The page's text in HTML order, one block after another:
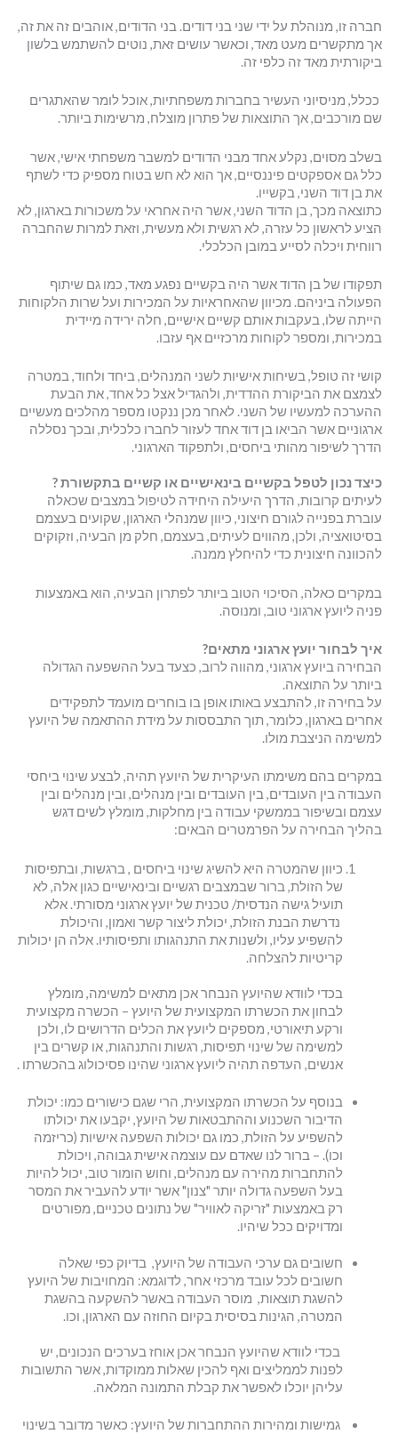
חברה זו, מנוהלת על ידי שני בני דודים. בני הדודים, אוהבים זה את זה,
אך מתקשרים מעט מאד, וכאשר עושים זאת, נוטים להשתמש בלשון
ביקורתית מאד זה כלפי זה.
ככלל, מניסיוני העשיר בחברות משפחתיות, אוכל לומר שהאתגרים
שם מורכבים, אך התוצאות של פתרון מוצלח, מרשימות ביותר.
בשלב מסוים, נקלע אחד מבני הדודים למשבר משפחתי אישי, אשר
כלל גם אספקטים פיננסיים, אך הוא לא חש בטוח מספיק כדי לשתף
את בן דוד השני, בקשייו.
כתוצאה מכך, בן הדוד השני, אשר היה אחראי על משכורות בארגון, לא
הציע לראשון כל עזרה, לא רגשית ולא מעשית, וזאת למרות שהחברה
רווחית ויכלה לסייע במובן הכלכלי.
תפקודו של בן הדוד אשר היה בקשיים נפגע מאד, כמו גם שיתוף
הפעולה ביניהם. מכיוון שהאחראיות על המכירות ועל שרות הלקוחות
הייתה שלו, בעקבות אותם קשיים אישיים, חלה ירידה מיידית
במכירות, ומספר לקוחות מרכזיים אף עזבו.
קושי זה טופל, בשיחות אישיות לשני המנהלים, ביחד ולחוד, במטרה
לצמצם את הביקורת ההדדית, ולהגדיל אצל כל אחד, את הבעת
ההערכה למעשיו של השני. לאחר מכן ננקטו מספר מהלכים מעשיים
ארגוניים אשר הביאו בן דוד אחד לעזור לחברו כלכלית, ובכך נסללה
הדרך לשיפור מהותי ביחסים, ולתפקוד הארגוני.
כיצד נכון לטפל בקשיים בינאישיים או קשיים בתקשורת ?
לעיתים קרובות, הדרך היעילה היחידה לטיפול במצבים שכאלה
עוברת בפנייה לגורם חיצוני, כיוון שמנהלי הארגון, שקועים בעצמם
בסיטואציה, ולכן, מהווים לעיתים, בעצמם, חלק מן הבעיה, וזקוקים
להכוונה חיצונית כדי להיחלץ ממנה.
במקרים כאלה, הסיכוי הטוב ביותר לפתרון הבעיה, הוא באמצעות
פניה ליועץ ארגוני טוב, ומנוסה.
איך לבחור יועץ ארגוני מתאים?
הבחירה ביועץ ארגוני, מהווה לרוב, כצעד בעל ההשפעה הגדולה
ביותר על התוצאה.
על בחירה זו, להתבצע באותו אופן בו בוחרים מועמד לתפקידים
אחרים בארגון, כלומר, תוך התבססות על מידת ההתאמה של היועץ
למשימה הניצבת מולו.
במקרים בהם משימתו העיקרית של היועץ תהיה, לבצע שינוי ביחסי
העבודה בין העובדים, בין העובדים ובין מנהלים, ובין מנהלים ובין
עצמם ובשיפור בממשקי עבודה בין מחלקות, מומלץ לשים דגש
בהליך הבחירה על הפרמטרים הבאים:
כיוון שהמטרה היא להשיג שינוי ביחסים , ברגשות, ובתפיסות
של הזולת, ברור שבמצבים רגשיים ובינאישיים כגון אלה, לא
תועיל גישה הנדסית/ טכנית של יועץ ארגוני מסורתי. אלא
נדרשת הבנת הזולת, יכולת ליצור קשר ואמון, והיכולת
להשפיע עליו, ולשנות את התנהגותו ותפיסותיו. אלה הן יכולות
קריטיות להצלחה.
בכדי לוודא שהיועץ הנבחר אכן מתאים למשימה, מומלץ
לבחון את הכשרתו המקצועית של היועץ – הכשרה מקצועית
ורקע תיאורטי, מספקים ליועץ את הכלים הדרושים לו, ולכן
למשימה של שינוי תפיסות, רגשות והתנהגות, או קשרים בין
אנשים, העדפה תהיה ליועץ ארגוני שהינו פסיכולוג בהכשרתו .
בנוסף על הכשרתו המקצועית, הרי שגם כישורים כמו: יכולת
הדיבור השכנוע וההתבטאות של היועץ, יקבעו את יכולתו
להשפיע על הזולת, כמו גם יכולות השפעה אישיות (כריזמה
וכו). – ברור לנו שאדם עם עוצמה אישית גבוהה, ויכולת
להתחברות מהירה עם מנהלים, וחוש הומור טוב, יכול להיות
בעל השפעה גדולה יותר "צנון" אשר יודע להעביר את המסר
רק באמצעות "זריקה לאוויר" של נתונים טכניים, מפורטים
ומדויקים ככל שיהיו.
חשובים גם ערכי העבודה של היועץ, בדיוק כפי שאלה
חשובים לכל עובד מרכזי אחר, לדוגמא: המחויבות של היועץ
להשגת תוצאות, מוסר העבודה באשר להשקעה בהשגת
המטרה, הגינות בסיסית בקיום החוזה עם הארגון, וכו.
בכדי לוודא שהיועץ הנבחר אכן אוחז בערכים הנכונים, יש
לפנות לממליצים ואף להכין שאלות ממוקדות, אשר התשובות
עליהן יוכלו לאפשר את קבלת התמונה המלאה.
גמישות ומהירות ההתחברות של היועץ: כאשר מדובר בשינוי